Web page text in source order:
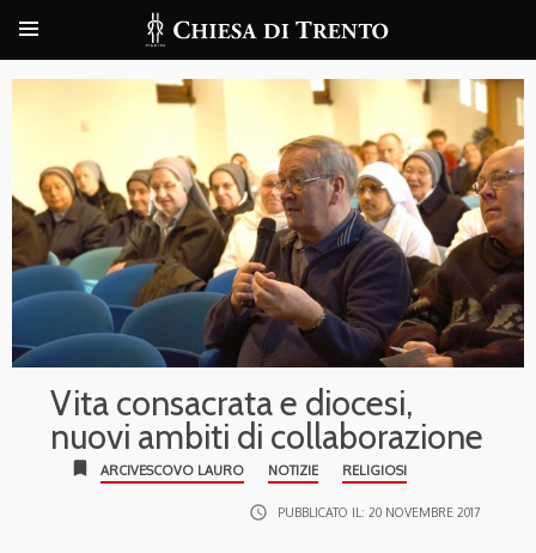
Vita consacrata e diocesi,
nuovi ambiti di collaborazione
bookmark ARCIVESCOVO LAURO NOTIZIE RELIGIOSI
access_time PUBBLICATO IL: 20 NOVEMBRE 2017